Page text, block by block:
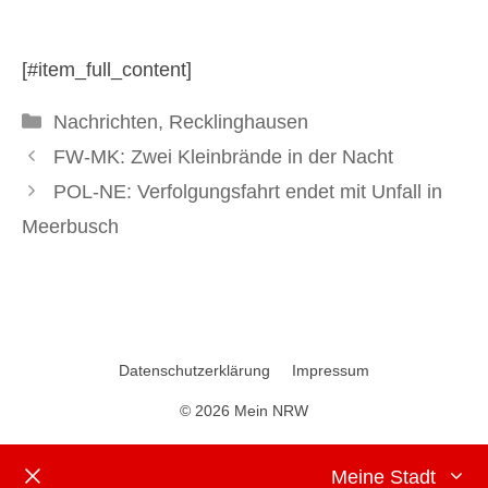
[#item_full_content]
Kategorien
Nachrichten, Recklinghausen
FW-MK: Zwei Kleinbrände in der Nacht
POL-NE: Verfolgungsfahrt endet mit Unfall in
Meerbusch
Datenschutzerklärung Impressum
© 2026 Mein NRW
Meine Stadt